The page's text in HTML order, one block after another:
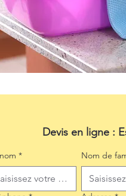
Devis en ligne :
* Nom de